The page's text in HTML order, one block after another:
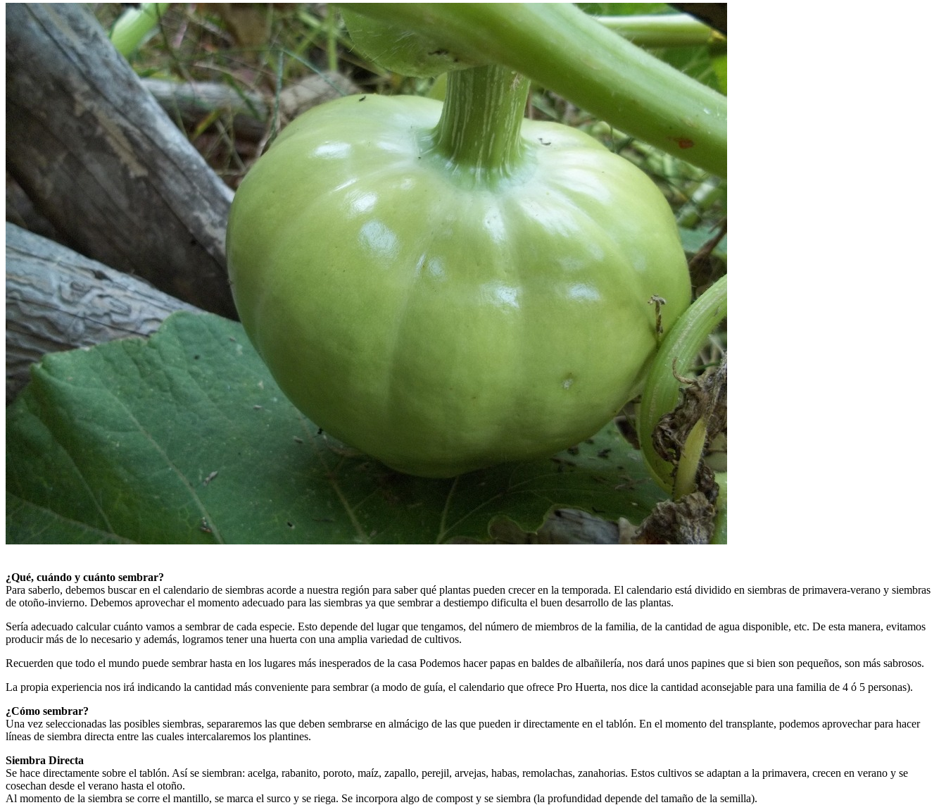
¿Qué, cuándo y cuánto sembrar?
Para saberlo, debemos buscar en el calendario de siembras acorde a nuestra región para saber qué plantas pueden crecer en la temporada. El calendario está dividido en siembras de primavera-verano y siembras
de otoño-invierno. Debemos aprovechar el momento adecuado para las siembras ya que sembrar a destiempo dificulta el buen desarrollo de las plantas.
Sería adecuado calcular cuánto vamos a sembrar de cada especie. Esto depende del lugar que tengamos, del número de miembros de la familia, de la cantidad de agua disponible, etc. De esta manera, evitamos
producir más de lo necesario y además, logramos tener una huerta con una amplia variedad de cultivos.
Recuerden que todo el mundo puede sembrar hasta en los lugares más inesperados de la casa Podemos hacer papas en baldes de albañilería, nos dará unos papines que si bien son pequeños, son más sabrosos.
La propia experiencia nos irá indicando la cantidad más conveniente para sembrar (a modo de guía, el calendario que ofrece Pro Huerta, nos dice la cantidad aconsejable para una familia de 4 ó 5 personas).
¿Cómo sembrar?
Una vez seleccionadas las posibles siembras, separaremos las que deben sembrarse en almácigo de las que pueden ir directamente en el tablón. En el momento del transplante, podemos aprovechar para hacer
líneas de siembra directa entre las cuales intercalaremos los plantines.
Siembra Directa
Se hace directamente sobre el tablón. Así se siembran: acelga, rabanito, poroto, maíz, zapallo, perejil, arvejas, habas, remolachas, zanahorias. Estos cultivos se adaptan a la primavera, crecen en verano y se
cosechan desde el verano hasta el otoño.
Al momento de la siembra se corre el mantillo, se marca el surco y se riega. Se incorpora algo de compost y se siembra (la profundidad depende del tamaño de la semilla).